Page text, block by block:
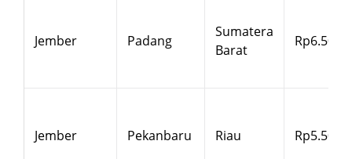
Jember Padang
Sumatera
Barat
Rp6.500
Jember Pekanbaru Riau Rp5.500